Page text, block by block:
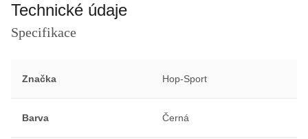
Technické údaje
Specifikace
Značka Hop-Sport
Barva Černá